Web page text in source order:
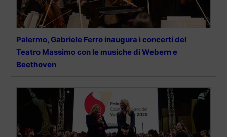
Palermo, Gabriele Ferro inaugura i concerti del
Teatro Massimo con le musiche di Webern e
Beethoven